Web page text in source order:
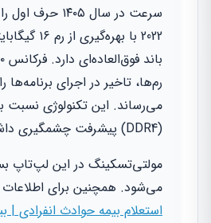
رم‌ها، تاخیر در اجرای برنامه‌ها
می‌رساند. این تکنولوژی نسبت
(DDR4) پیشرفت چشمگیری داشته است.
مولتی‌تسکینگ در این لپ‌تاپ
می‌شود. همچنین برای اطلاعات
استعلام بیمه حوادث انفرادی |